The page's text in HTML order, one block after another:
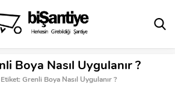
Boya Nasıl Uygulanır ?
Etiket: Grenli Boya Nasıl Uygulanır ?